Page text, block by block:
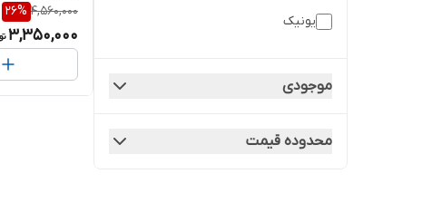
یونیک
موجودی
محدوده قیمت
4,560,000
26%
3,350,000